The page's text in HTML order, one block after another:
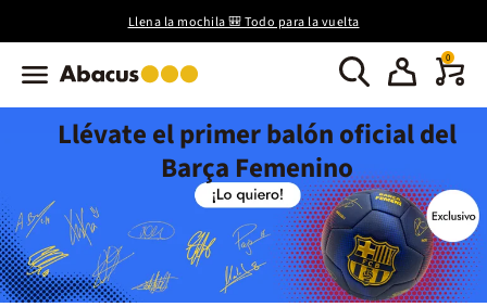
Llena la mochila 🎒 Todo para la vuelta
0
Llévate el primer balón oficial del
Barça Femenino